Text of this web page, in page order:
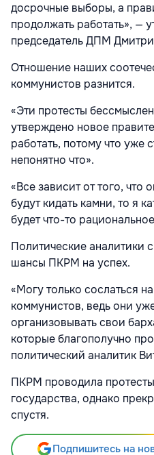
досрочные выборы, а
продолжать работать», —
председатель ДПМ
Отношение наших
коммунистов разнится.
«Эти протесты
утверждено новое
работать, потому что уже
непонятно что».
«Все зависит от того, что
будут кидать камни, то я
будет что-то
Политические аналитики
шансы ПКРМ на успех.
«Могу только сослаться
коммунистов, ведь они
организовывать свои
которые благополучно
политический аналитик
ПКРМ проводила
государства, однако
спустя.
Подпишитесь на